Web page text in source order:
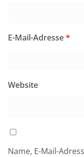
E-Mail-Adresse*
Website
Name, E-Mail-